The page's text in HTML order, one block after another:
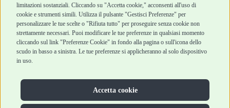
limitazioni sostanziali. Cliccando su "Accetta cookie," acconsenti all'uso di
cookie e strumenti simili. Utilizza il pulsante "Gestisci Preferenze" per
personalizzare le tue scelte o "Rifiuta tutto" per proseguire senza cookie non
strettamente necessari. Puoi modificare le tue preferenze in qualsiasi momento
cliccando sul link "Preferenze Cookie" in fondo alla pagina o sull'icona dello
scudo in basso a sinistra. Le tue preferenze si applicheranno al solo dispositivo
in uso.
Accetta cookie
Robinson Pet Shop S.r.l.
Via V. Giovanni Schiaparelli, 21 – 47122 Forlì (FC)
P.iva 04095130409 | REA: FO 329541
info@robinsonpetshop.it | Tel. 0543 096850
Copyright © 2025 Robinsonpetshop.it s.r.l. – Tutti i diritti
Privacy Policy|Cookie Policy